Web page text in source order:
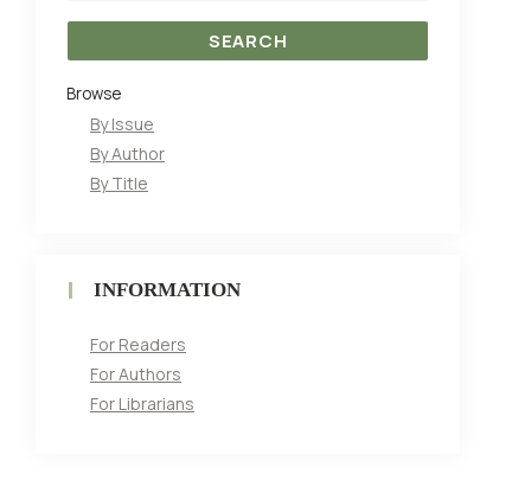
Browse
By Issue
By Author
By Title
INFORMATION
For Readers
For Authors
For Librarians